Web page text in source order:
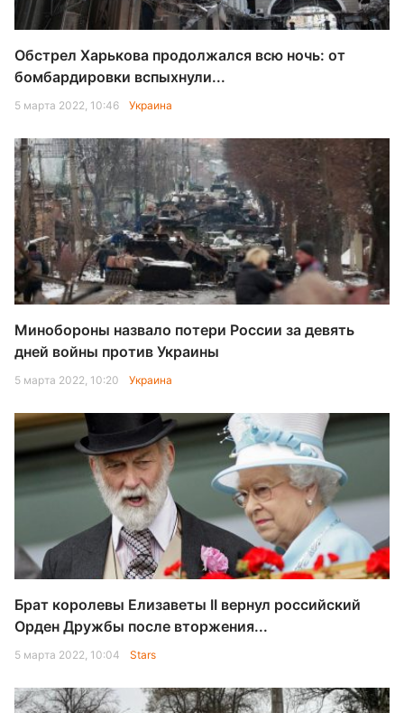
Обстрел Харькова продолжался всю ночь: от
бомбардировки вспыхнули...
5 марта 2022, 10:46 Украина
Минобороны назвало потери России за девять
дней войны против Украины
5 марта 2022, 10:20 Украина
Брат королевы Елизаветы II вернул российский
Орден Дружбы после вторжения...
5 марта 2022, 10:04 Stars